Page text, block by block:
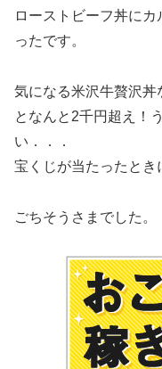
ローストビーフ丼に
ったです。
気になる米沢牛贅沢
となんと2千円超え！
い．．．
宝くじが当たったとき
ごちそうさまでした。